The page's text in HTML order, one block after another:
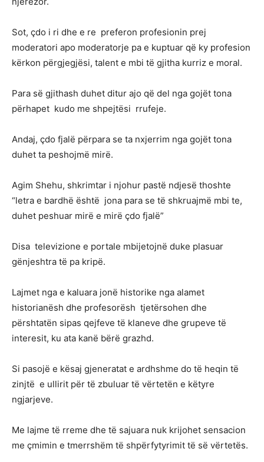
Sot, çdo i ri dhe e re preferon profesionin prej
moderatori apo moderatorje pa e kuptuar që ky profesion
kërkon përgjegjësi, talent e mbi të gjitha kurriz e moral.
Para së gjithash duhet ditur ajo që del nga gojët tona
përhapet kudo me shpejtësi rrufeje.
Andaj, çdo fjalë përpara se ta nxjerrim nga gojët tona
duhet ta peshojmë mirë.
Agim Shehu, shkrimtar i njohur pastë ndjesë thoshte
“letra e bardhë është jona para se të shkruajmë mbi te,
duhet peshuar mirë e mirë çdo fjalë”
Disa televizione e portale mbijetojnë duke plasuar
gënjeshtra të pa kripë.
Lajmet nga e kaluara jonë historike nga alamet
historianësh dhe profesorësh tjetërsohen dhe
përshtatën sipas qejfeve të klaneve dhe grupeve të
interesit, ku ata kanë bërë grazhd.
Si pasojë e kësaj gjeneratat e ardhshme do të heqin të
zinjtë e ullirit për të zbuluar të vërtetën e këtyre
ngjarjeve.
Me lajme të rreme dhe të sajuara nuk krijohet sensacion
me çmimin e tmerrshëm të shpërfytyrimit të së vërtetës.